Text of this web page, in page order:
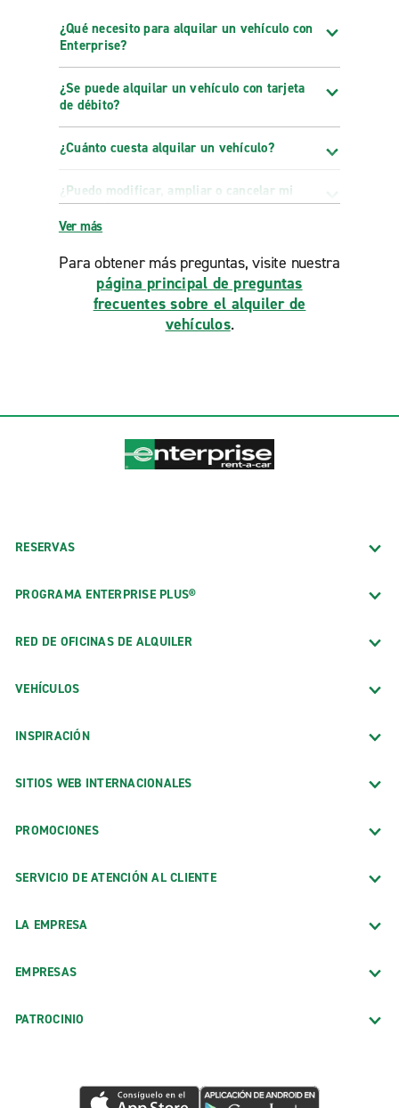
¿Qué necesito para alquilar un vehículo con
Enterprise?
¿Se puede alquilar un vehículo con tarjeta
de débito?
¿Cuánto cuesta alquilar un vehículo?
¿Puedo modificar, ampliar o cancelar mi
reserva?
Ver más
Para obtener más preguntas, visite nuestra
página principal de preguntas
frecuentes sobre el alquiler de
vehículos.
RESERVAS
PROGRAMA ENTERPRISE PLUS®
RED DE OFICINAS DE ALQUILER
VEHÍCULOS
INSPIRACIÓN
SITIOS WEB INTERNACIONALES
PROMOCIONES
SERVICIO DE ATENCIÓN AL CLIENTE
LA EMPRESA
EMPRESAS
PATROCINIO